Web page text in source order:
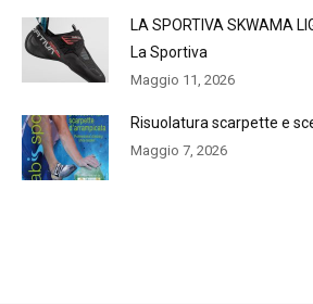
LA SPORTIVA SKWAMA
La Sportiva
Maggio 11, 2026
Risuolatura scarpette e
Maggio 7, 2026